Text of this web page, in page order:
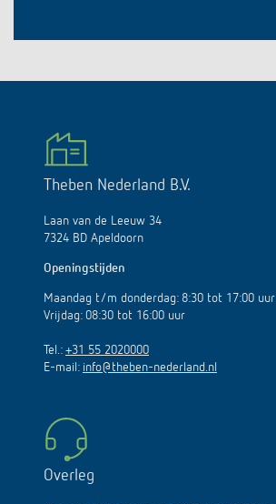
Theben Nederland B.V.
Laan van de Leeuw 34
7324 BD Apeldoorn
Openingstijden
Maandag t/m donderdag: 8:30 tot 17:00 uur
Vrijdag: 08:30 tot 16:00 uur
Tel.: +31 55 2020000
E-mail: info@theben-nederland.nl
Overleg